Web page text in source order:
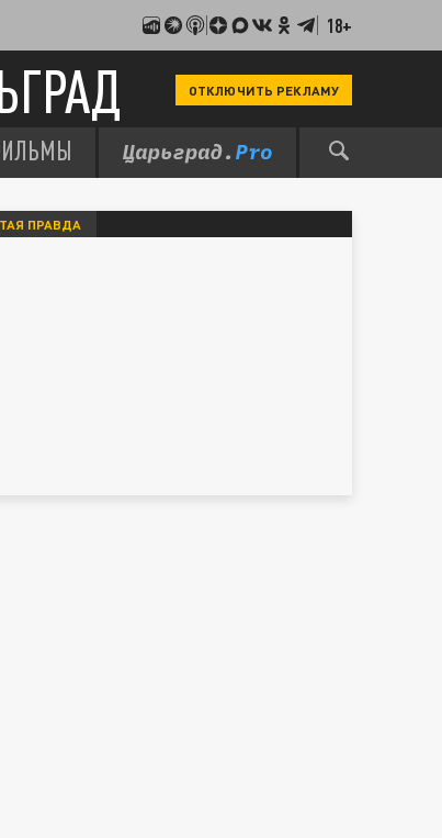
18+
ОТКЛЮЧИТЬ РЕКЛАМУ
ПРАВДА